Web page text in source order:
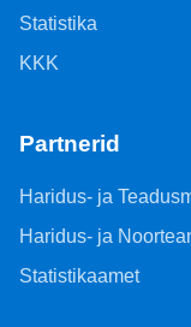
Statistika
KKK
Partnerid
Haridus- ja
Haridus- ja
Statistikaamet